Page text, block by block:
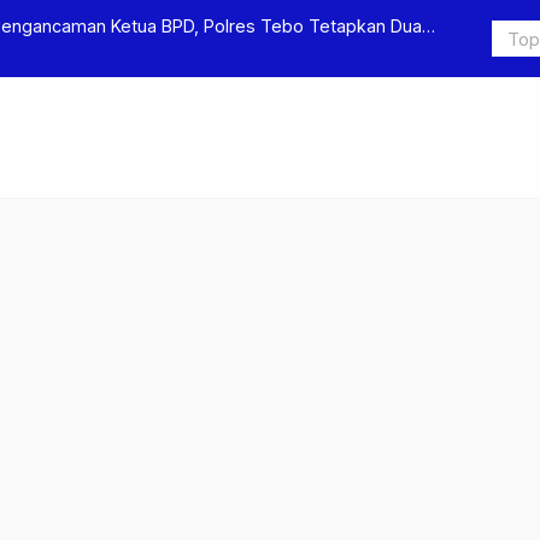
Ketua BPD, Polres Tebo Tetapkan Dua
Polres